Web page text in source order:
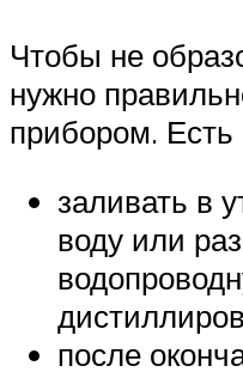
Чтобы не
нужно
прибором. Есть
заливать в
воду или
после